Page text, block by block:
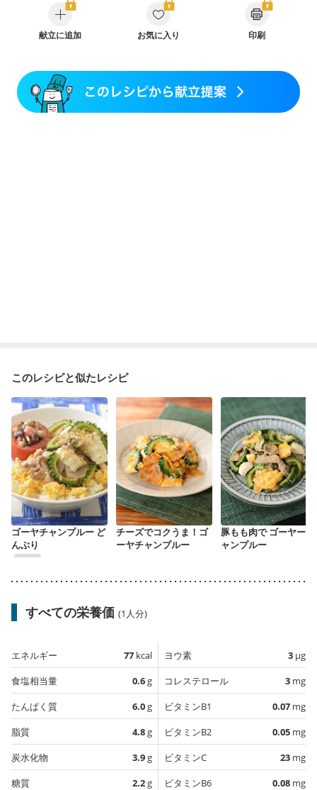
胃がん治療を終えた方・経過観察中の方
大腸がん治療を終えた方・経過観察中の方
大腸がん（抗がん剤治療中）
大腸がん（放射線治療中）
妊婦健診・体重増加が気になる（初期）
妊婦健診・血圧が気になる（初期）
妊婦健診・血糖値が気になる（初期）
献立に追加 お気に入り 印刷
このレシピと似たレシピ
ゴーヤチャンプルー ど
んぶり
チーズでコクうま！ゴ
ーヤチャンプルー
豚もも肉で ゴーヤーチ
ャンプルー
すべての栄養価 (1人分)
エネルギー 77 kcal
食塩相当量
0.6g
たんぱく質
6.0g
脂質
4.8g
炭水化物
3.9g
糖質
2.2g
ヨウ素 3 µg
コレステロール
3 mg
ビタミンB1
0.07 mg
ビタミンB2
0.05 mg
ビタミンC
23 mg
ビタミンB6
0.08 mg